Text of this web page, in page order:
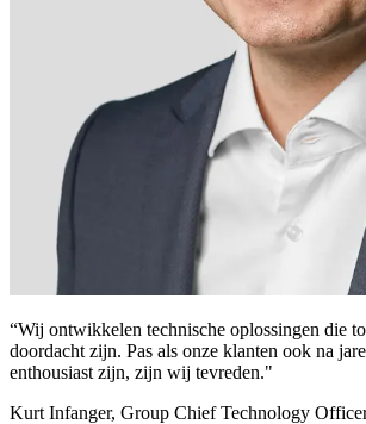
“Wij ontwikkelen technische oplossingen die
doordacht zijn. Pas als onze klanten ook na
enthousiast zijn, zijn wij tevreden."
Kurt Infanger, Group Chief Technology